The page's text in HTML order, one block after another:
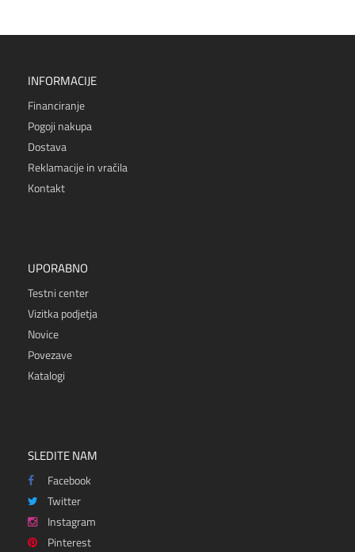
INFORMACIJE
Financiranje
Pogoji nakupa
Dostava
Reklamacije in vračila
Kontakt
UPORABNO
Testni center
Vizitka podjetja
Novice
Povezave
Katalogi
SLEDITE NAM
Facebook
Twitter
Instagram
Pinterest